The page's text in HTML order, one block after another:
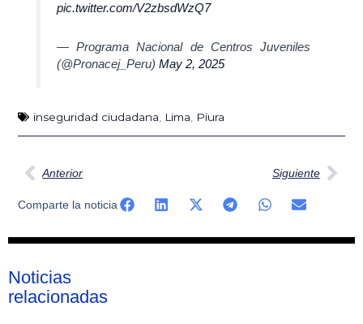
pic.twitter.com/V2zbsdWzQ7
— Programa Nacional de Centros Juveniles
(@Pronacej_Peru)May 2, 2025
inseguridad ciudadana Lima Piura
Ant
Anterior Siguiente
Comparte la noticia
Noticias
relacionadas